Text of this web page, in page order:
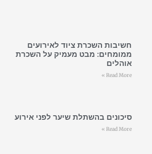
חשיבות השכרת ציוד לאירועים
ממומחים: מבט מעמיק על השכרת
אוהלים
Read More »
סיכונים בהשתלת שיער לפני אירוע
Read More »